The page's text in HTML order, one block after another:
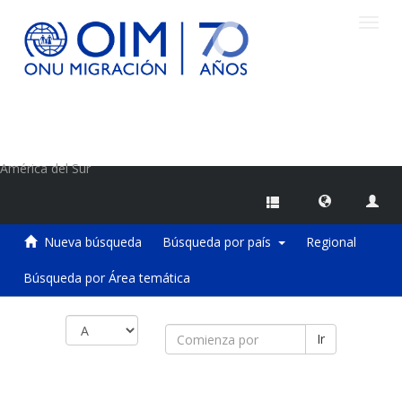
América del Sur
Nueva búsqueda Búsqueda por país Regional
Búsqueda por Área temática
Ir